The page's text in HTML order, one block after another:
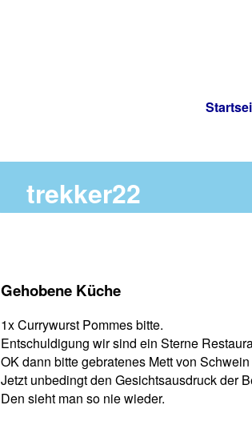
trekker22
Gehobene Küche
1x Currywurst Pommes bitte.
Entschuldigung wir sind ein Sterne
OK dann bitte gebratenes Mett von
Jetzt unbedingt den Gesichtsausdruck der
Den sieht man so nie wieder.